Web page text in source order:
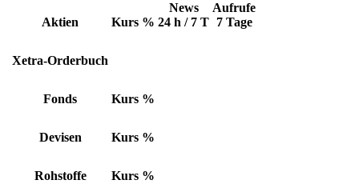
Aktien Kurs %
News
24 h / 7 T
Aufrufe
7 Tage
Xetra-Orderbuch
Fonds Kurs %
Devisen Kurs %
Rohstoffe Kurs %